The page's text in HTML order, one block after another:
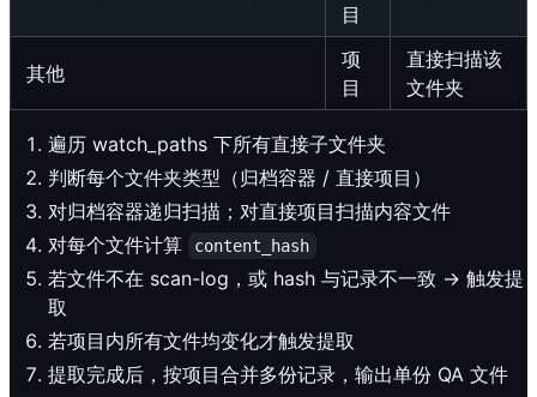
目
其他
项
目
直接扫描该
文件夹
遍历 watch_paths 下所有直接子文件夹
判断每个文件夹类型（归档容器 / 直接项目）
对归档容器递归扫描；对直接项目扫描内容文件
对每个文件计算
content_hash
若文件不在 scan-log，或 hash 与记录不一致 → 触发提
取
若项目内所有文件均变化才触发提取
提取完成后，按项目合并多份记录，输出单份 QA 文件